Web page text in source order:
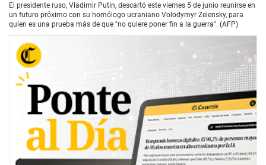
El presidente ruso, Vladimir Putin, descartó este viernes 5 de junio reunirse en
un futuro próximo con su homólogo ucraniano Volodymyr Zelensky, para
quien es una prueba más de que "no quiere poner fin a la guerra". (AFP)